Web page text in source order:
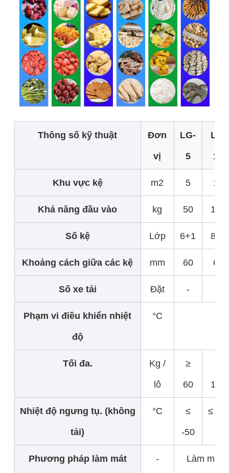
Thông số kỹ thuật
Đơn
vị
LG-
5
LG-
10
Khu vực kệ m2 5 10
Khả năng đầu vào kg 50 100
Số kệ Lớp 6+1 8+1
Khoảng cách giữa các kệ mm 60 60
Số xe tải Đặt -
Phạm vi điều khiển nhiệt
độ
°C
Tối đa.
Kg /
lô
≥
60
120
Nhiệt độ ngưng tụ. (không
tải)
°C
≤
-50
≤ -50
Phương pháp làm mát -
Làm mát